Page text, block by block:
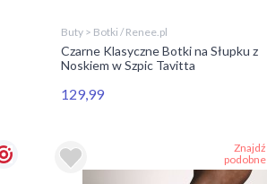
Buty > Botki / Renee.pl
Czarne Klasyczne Botki na Słupku z
Noskiem w Szpic Tavitta
129,99
Znajdź
podobne